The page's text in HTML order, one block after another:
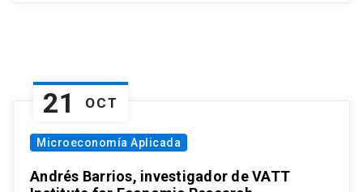
21 OCT
Microeconomía Aplicada
Andrés Barrios, investigador de VATT